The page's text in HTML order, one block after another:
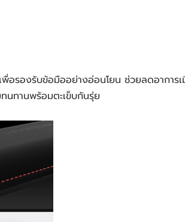
รองรับข้อมืออย่างอ่อนโยน ช่วยลดอาการเ
นทานพร้อมตะเข็บกันรุ่ย